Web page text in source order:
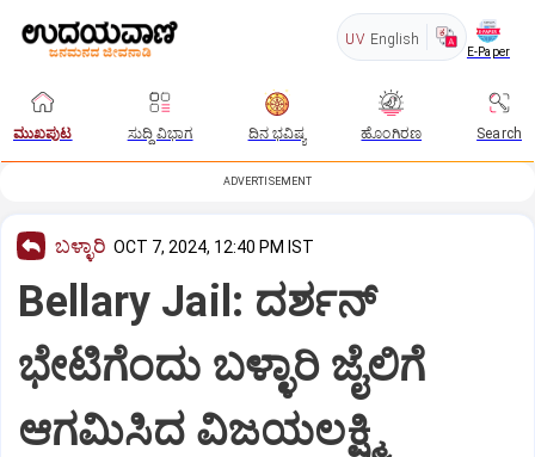
UV English
E-Paper
ಮುಖಪುಟ ಸುದ್ದಿ ವಿಭಾಗ ದಿನ ಭವಿಷ್ಯ ಹೊಂಗಿರಣ Search
ADVERTISEMENT
ಬಳ್ಳಾರಿ OCT 7, 2024, 12:40 PM IST
Bellary Jail: ದರ್ಶನ್‌
ಭೇಟಿಗೆಂದು ಬಳ್ಳಾರಿ ಜೈಲಿಗೆ
ಆಗಮಿಸಿದ ವಿಜಯಲಕ್ಷ್ಮಿ